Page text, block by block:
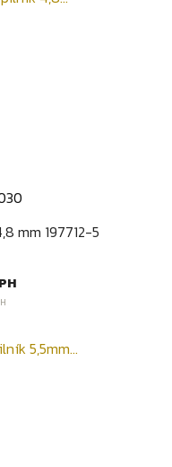
mm 197712-5